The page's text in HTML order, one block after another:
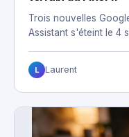
Trois nouvelles
Assistant s'éteint le 4
L Laurent